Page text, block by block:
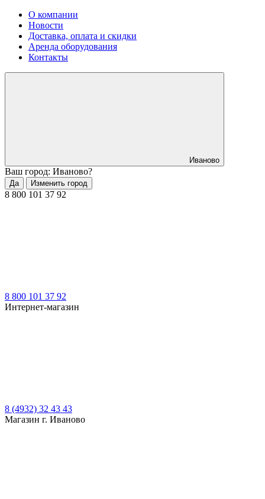
О компании
Новости
Доставка, оплата и скидки
Аренда оборудования
Контакты
Иваново
Ваш город: Иваново?
Да Изменить город
8 800 101 37 92
8 800 101 37 92
Интернет-магазин
8 (4932) 32 43 43
Магазин г. Иваново